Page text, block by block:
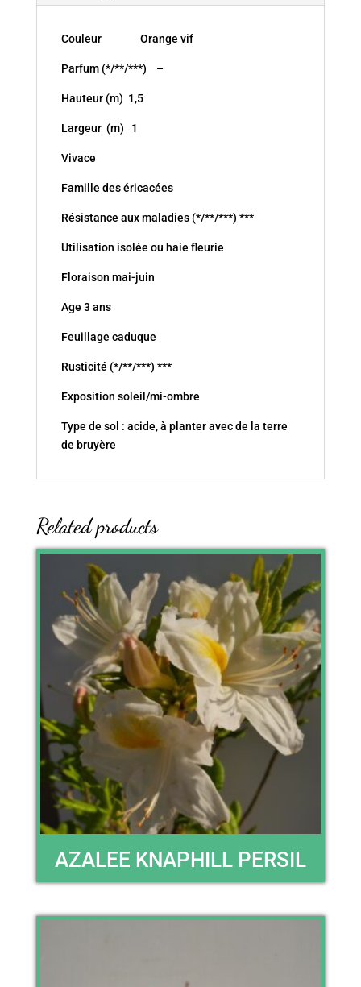
Couleur Orange vif
Parfum (*/**/***) –
Hauteur (m) 1,5
Largeur (m) 1
Vivace
Famille des éricacées
Résistance aux maladies (*/**/***) ***
Utilisation isolée ou haie fleurie
Floraison mai-juin
Age 3 ans
Feuillage caduque
Rusticité (*/**/***) ***
Exposition soleil/mi-ombre
Type de sol : acide, à planter avec de la terre
de bruyère
Related products
AZALEE KNAPHILL PERSIL